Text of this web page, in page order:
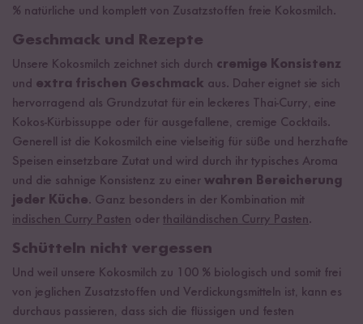
% natürliche und komplett von Zusatzstoffen freie Kokosmilch.
Geschmack und Rezepte
Unsere Kokosmilch zeichnet sich durch cremige Konsistenz
und extra frischen Geschmack aus. Daher eignet sie sich
hervorragend als Grundzutat für ein leckeres Thai-Curry, eine
Kokos-Kürbissuppe oder für ausgefallene, cremige Cocktails.
Generell ist die Kokosmilch eine vielseitig für süße und herzhafte
Speisen einsetzbare Zutat und wird durch ihr typisches Aroma
und die sahnige Konsistenz zu einer wahren Bereicherung
jeder Küche. Ganz besonders in der Kombination mit
indischen Curry Pasten oder thailändischen Curry Pasten.
Schütteln nicht vergessen
Und weil unsere Kokosmilch zu 100 % biologisch und somit frei
von jeglichen Zusatzstoffen und Verdickungsmitteln ist, kann es
durchaus passieren, dass sich die flüssigen und festen